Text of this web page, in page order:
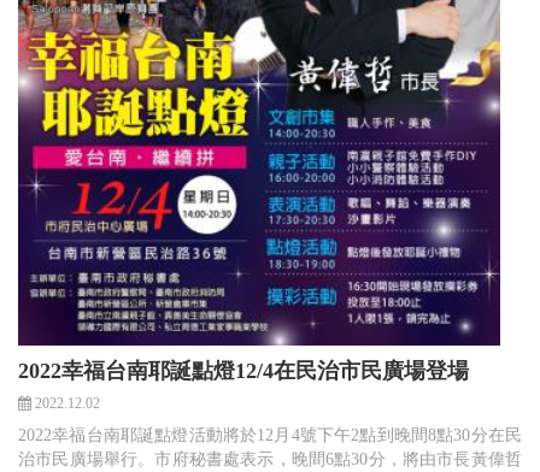
2022幸福台南耶誕點燈12/4在民治市民廣場登場
2022.12.02
2022幸福台南耶誕點燈活動將於12月4號下午2點到晚間8點30分在民
治市民廣場舉行。市府秘書處表示，晚間6點30分，將由市長黃偉哲